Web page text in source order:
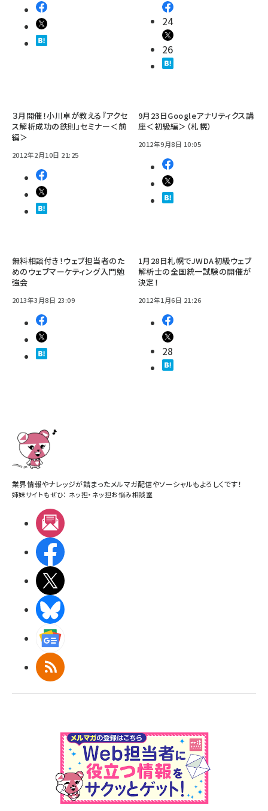
24
26
３月開催！小川卓が教える『アクセ
ス解析成功の鉄則』セミナー＜前
編＞
2012年2月10日 21:25
9月23日Googleアナリティクス講
座＜初級編＞（札幌）
2012年9月8日 10:05
無料相談付き！ウェブ担当者のた
めのウェブマーケティング入門勉
強会
2013年3月8日 23:09
1月28日札幌でJWDA初級ウェブ
解析士の全国統一試験の開催が
決定！
2012年1月6日 21:26
28
業界情報やナレッジが詰まったメルマガ配信やソーシャルもよろしくです！
姉妹サイトもぜひ： ネッ担・ ネッ担お悩み相談室
RSS